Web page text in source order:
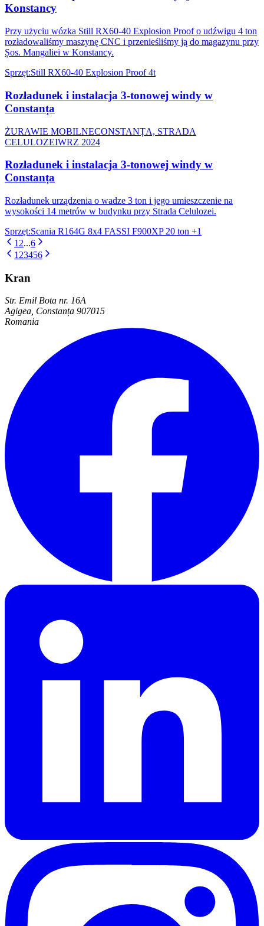
Konstancy
Przy użyciu wózka Still RX60-40 Explosion Proof o udźwigu 4 ton
rozładowaliśmy maszynę CNC i przenieśliśmy ją do magazynu przy
Șos. Mangaliei w Konstancy.
Sprzęt:Still RX60-40 Explosion Proof 4t
Rozładunek i instalacja 3-tonowej windy w
Constanța
ŻURAWIE MOBILNECONSTANȚA, STRADA
CELULOZEIWRZ 2024
Rozładunek i instalacja 3-tonowej windy w
Constanța
Rozładunek urządzenia o wadze 3 ton i jego umieszczenie na
wysokości 14 metrów w budynku przy Strada Celulozei.
Sprzęt:Scania R164G 8x4 FASSI F900XP 20 ton +1
1 2...6
1 23456
Kran
Str. Emil Bota nr. 16A
Agigea, Constanța 907015
Romania